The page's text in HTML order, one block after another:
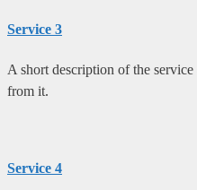
Service 3
A short description of the
from it.
Service 4